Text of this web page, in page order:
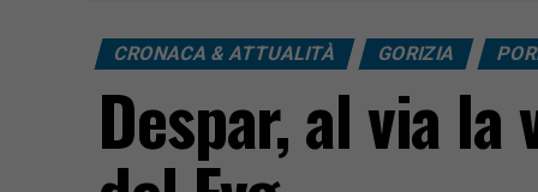
CRONACA & ATTUALITÀ GORIZIA
Despar, al via